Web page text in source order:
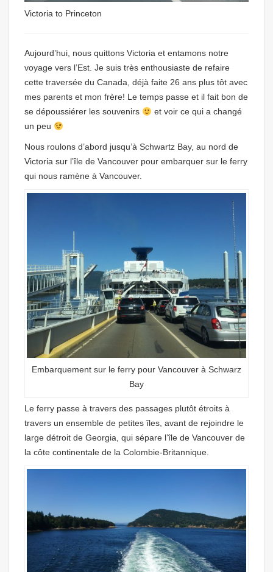
Victoria to Princeton
Aujourd’hui, nous quittons Victoria et entamons notre
voyage vers l’Est. Je suis très enthousiaste de refaire
cette traversée du Canada, déjà faite 26 ans plus tôt avec
mes parents et mon frère! Le temps passe et il fait bon de
se dépoussiérer les souvenirs
et voir ce qui a changé
un peu
Nous roulons d’abord jusqu’à Schwartz Bay, au nord de
Victoria sur l’île de Vancouver pour embarquer sur le ferry
qui nous ramène à Vancouver.
Embarquement sur le ferry pour Vancouver à Schwarz
Bay
Le ferry passe à travers des passages plutôt étroits à
travers un ensemble de petites îles, avant de rejoindre le
large détroit de Georgia, qui sépare l’île de Vancouver de
la côte continentale de la Colombie-Britannique.